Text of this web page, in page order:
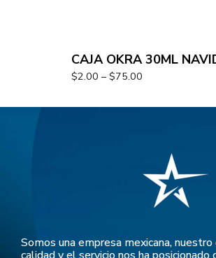
CAJA OKRA 30ML
$2.00 – $75.00
Somos una empresa mexicana,